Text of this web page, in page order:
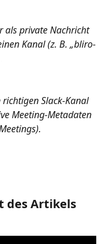
als private Nachricht
Kanal (z. B. „bliro-
Slack-Kanal
Meeting-Metadaten
des Artikels